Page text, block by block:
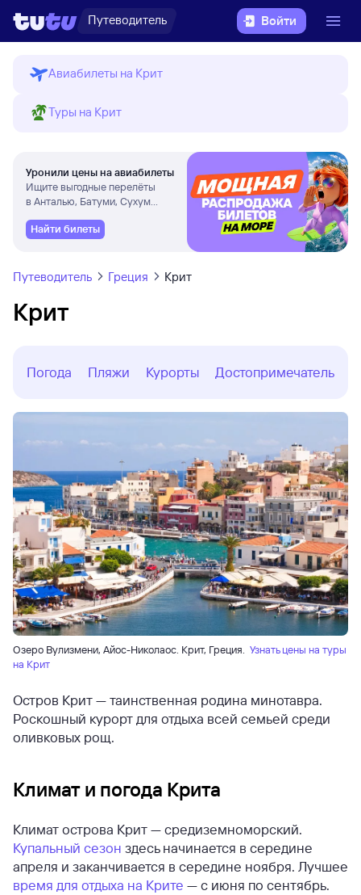
Путеводитель Войти
Авиабилеты на Крит
Туры на Крит
Уронили цены на авиабилеты
Ищите выгодные перелёты
в Анталью, Батуми, Сухум
Найти билеты
Путеводитель Греция Крит
Крит
Погода Пляжи Курорты
Озеро Вулизмени, Айос-Николаос. Крит, Греция. Узнать цены на туры
на Крит
Остров Крит — таинственная родина минотавра.
Роскошный курорт для отдыха всей семьей среди
оливковых рощ.
Климат и погода Крита
Климат острова Крит — средиземноморский.
Купальный сезон здесь начинается в середине
апреля и заканчивается в середине ноября. Лучшее
время для отдыха на Крите — с июня по сентябрь.